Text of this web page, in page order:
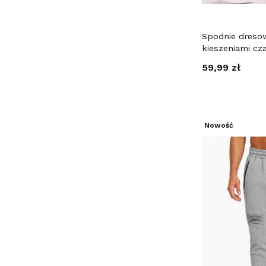
Spodnie
kieszeniami
Cena
59,99 zł
Nowość